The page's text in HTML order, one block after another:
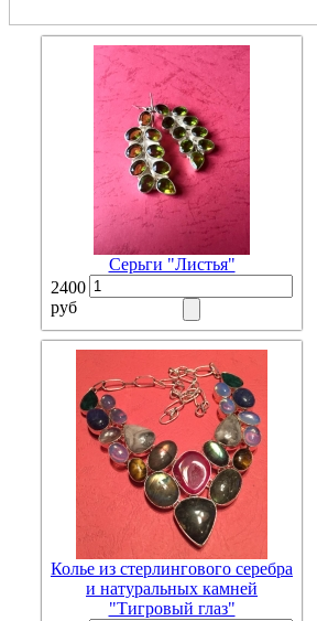
Серьги "Листья"
2400
руб
Колье из стерлингового серебра
и натуральных камней
"Тигровый глаз"